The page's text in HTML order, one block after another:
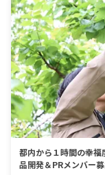
都内から１時間の幸
品開発＆PRメンバー募